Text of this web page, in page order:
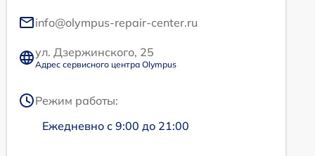
info@olympus-repair-center.ru
ул. Дзержинского, 25
Адрес сервисного центра Olympus
Режим работы:
Ежедневно с 9:00 до 21:00